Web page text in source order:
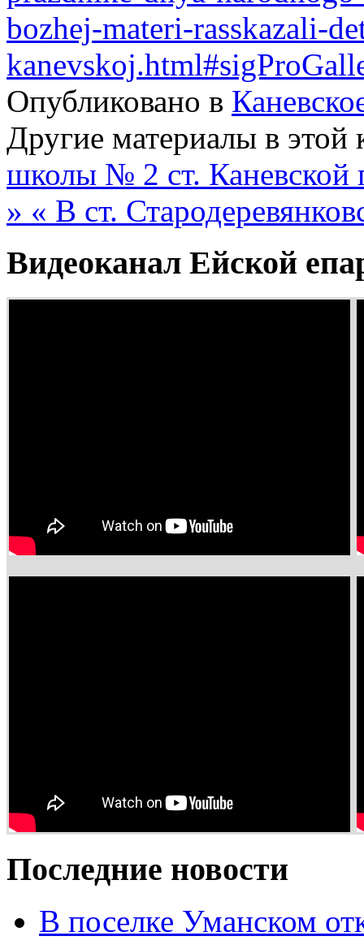
bozhej-materi-rasskazali-
Опубликовано в
Другие материалы в этой
школы № 2 ст. Каневской
» « В ст.
Видеоканал Ейской
Последние новости
В поселке Уманском